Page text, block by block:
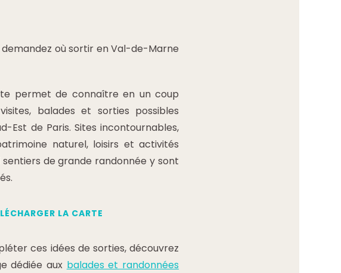
demandez où sortir en Val-de-Marne
permet de connaître en un coup
balades et sorties possibles
Est de Paris. Sites incontournables,
naturel, loisirs et activités
sentiers de grande randonnée y sont
LA CARTE
ces idées de sorties, découvrez
dédiée aux balades et randonnées